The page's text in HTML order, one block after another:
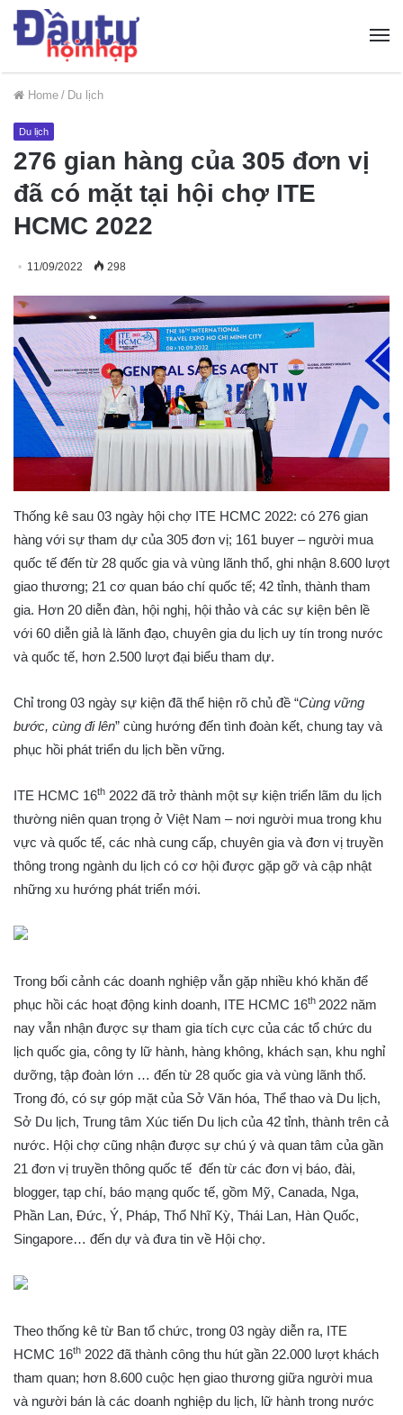
Home / Du lịch
Du lịch
276 gian hàng của 305 đơn vị
đã có mặt tại hội chợ ITE
HCMC 2022
11/09/2022 298
Thống kê sau 03 ngày hội chợ ITE HCMC 2022: có 276 gian
hàng với sự tham dự của 305 đơn vị; 161 buyer – người mua
quốc tế đến từ 28 quốc gia và vùng lãnh thổ, ghi nhận 8.600 lượt
giao thương; 21 cơ quan báo chí quốc tế; 42 tỉnh, thành tham
gia. Hơn 20 diễn đàn, hội nghị, hội thảo và các sự kiện bên lề
với 60 diễn giả là lãnh đạo, chuyên gia du lịch uy tín trong nước
và quốc tế, hơn 2.500 lượt đại biểu tham dự.
Chỉ trong 03 ngày sự kiện đã thể hiện rõ chủ đề “Cùng vững
bước, cùng đi lên” cùng hướng đến tình đoàn kết, chung tay và
phục hồi phát triển du lịch bền vững.
ITE HCMC 16th 2022 đã trở thành một sự kiện triển lãm du lịch
thường niên quan trọng ở Việt Nam – nơi người mua trong khu
vực và quốc tế, các nhà cung cấp, chuyên gia và đơn vị truyền
thông trong ngành du lịch có cơ hội được gặp gỡ và cập nhật
những xu hướng phát triển mới.
Trong bối cảnh các doanh nghiệp vẫn gặp nhiều khó khăn để
phục hồi các hoạt động kinh doanh, ITE HCMC 16th 2022 năm
nay vẫn nhận được sự tham gia tích cực của các tổ chức du
lịch quốc gia, công ty lữ hành, hàng không, khách sạn, khu nghỉ
dưỡng, tập đoàn lớn … đến từ 28 quốc gia và vùng lãnh thổ.
Trong đó, có sự góp mặt của Sở Văn hóa, Thể thao và Du lịch,
Sở Du lịch, Trung tâm Xúc tiến Du lịch của 42 tỉnh, thành trên cả
nước. Hội chợ cũng nhận được sự chú ý và quan tâm của gần
21 đơn vị truyền thông quốc tế đến từ các đơn vị báo, đài,
blogger, tạp chí, báo mạng quốc tế, gồm Mỹ, Canada, Nga,
Phần Lan, Đức, Ý, Pháp, Thổ Nhĩ Kỳ, Thái Lan, Hàn Quốc,
Singapore… đến dự và đưa tin về Hội chợ.
Theo thống kê từ Ban tổ chức, trong 03 ngày diễn ra, ITE
HCMC 16th 2022 đã thành công thu hút gần 22.000 lượt khách
tham quan; hơn 8.600 cuộc hẹn giao thương giữa người mua
và người bán là các doanh nghiệp du lịch, lữ hành trong nước